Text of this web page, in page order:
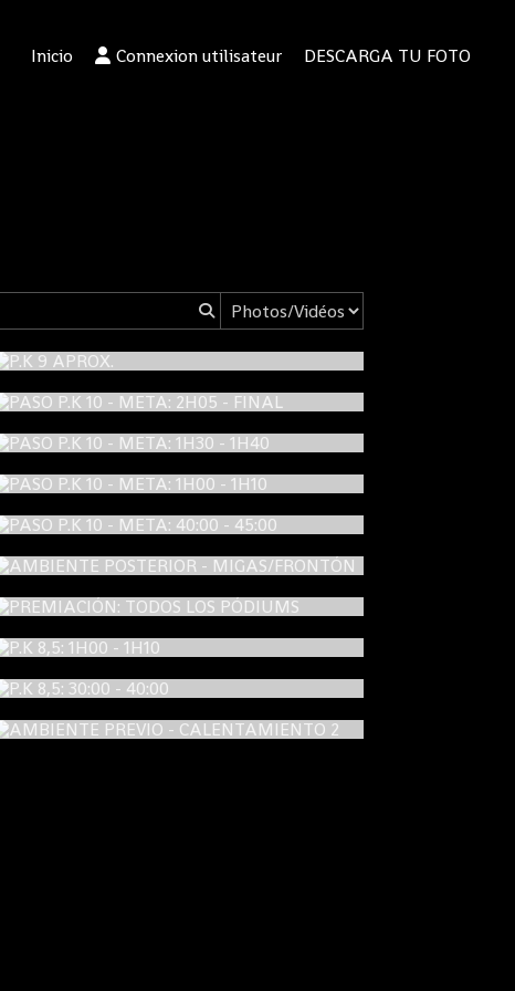
Inicio Connexion utilisateur DESCARGA TU FOTO
P.K 9 APROX.
PASO P.K 10 - META: 2H05 - FINAL
PASO P.K 10 - META: 1H30 - 1H40
PASO P.K 10 - META: 1H00 - 1H10
PASO P.K 10 - META: 40:00 - 45:00
AMBIENTE POSTERIOR - MIGAS/FRONTÓN
PREMIACIÓN: TODOS LOS PÓDIUMS
P.K 8,5: 1H00 - 1H10
P.K 8,5: 30:00 - 40:00
AMBIENTE PREVIO - CALENTAMIENTO 2